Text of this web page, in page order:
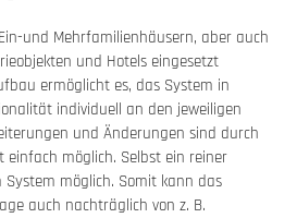
und Mehrfamilienhäusern, aber auch
und Hotels eingesetzt
ermöglicht es, das System in
individuell an den jeweiligen
und Änderungen sind durch
einfach möglich. Selbst ein reiner
möglich. Somit kann das
auch nachträglich von z. B.